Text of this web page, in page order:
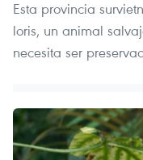
Esta provincia
loris, un animal
necesita ser